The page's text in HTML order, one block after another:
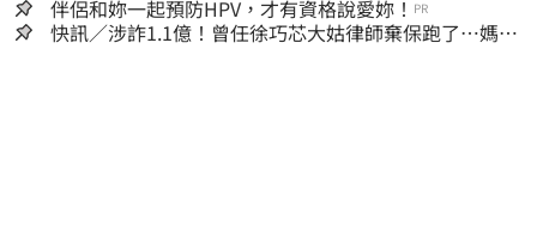
嫌晚！
伴侶和妳一起預防HPV，才有資格說愛妳！ PR
快訊／涉詐1.1億！曾任徐巧芯大姑律師棄保跑了…媽也